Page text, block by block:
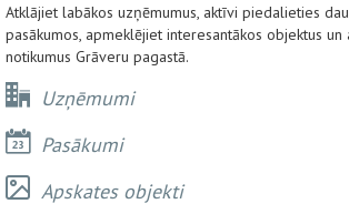
Atklājiet labākos uzņēmumus, aktīvi piedalieties
pasākumos, apmeklējiet interesantākos objektus un
notikumus Grāveru pagastā.
Uzņēmumi
Pasākumi
Apskates objekti